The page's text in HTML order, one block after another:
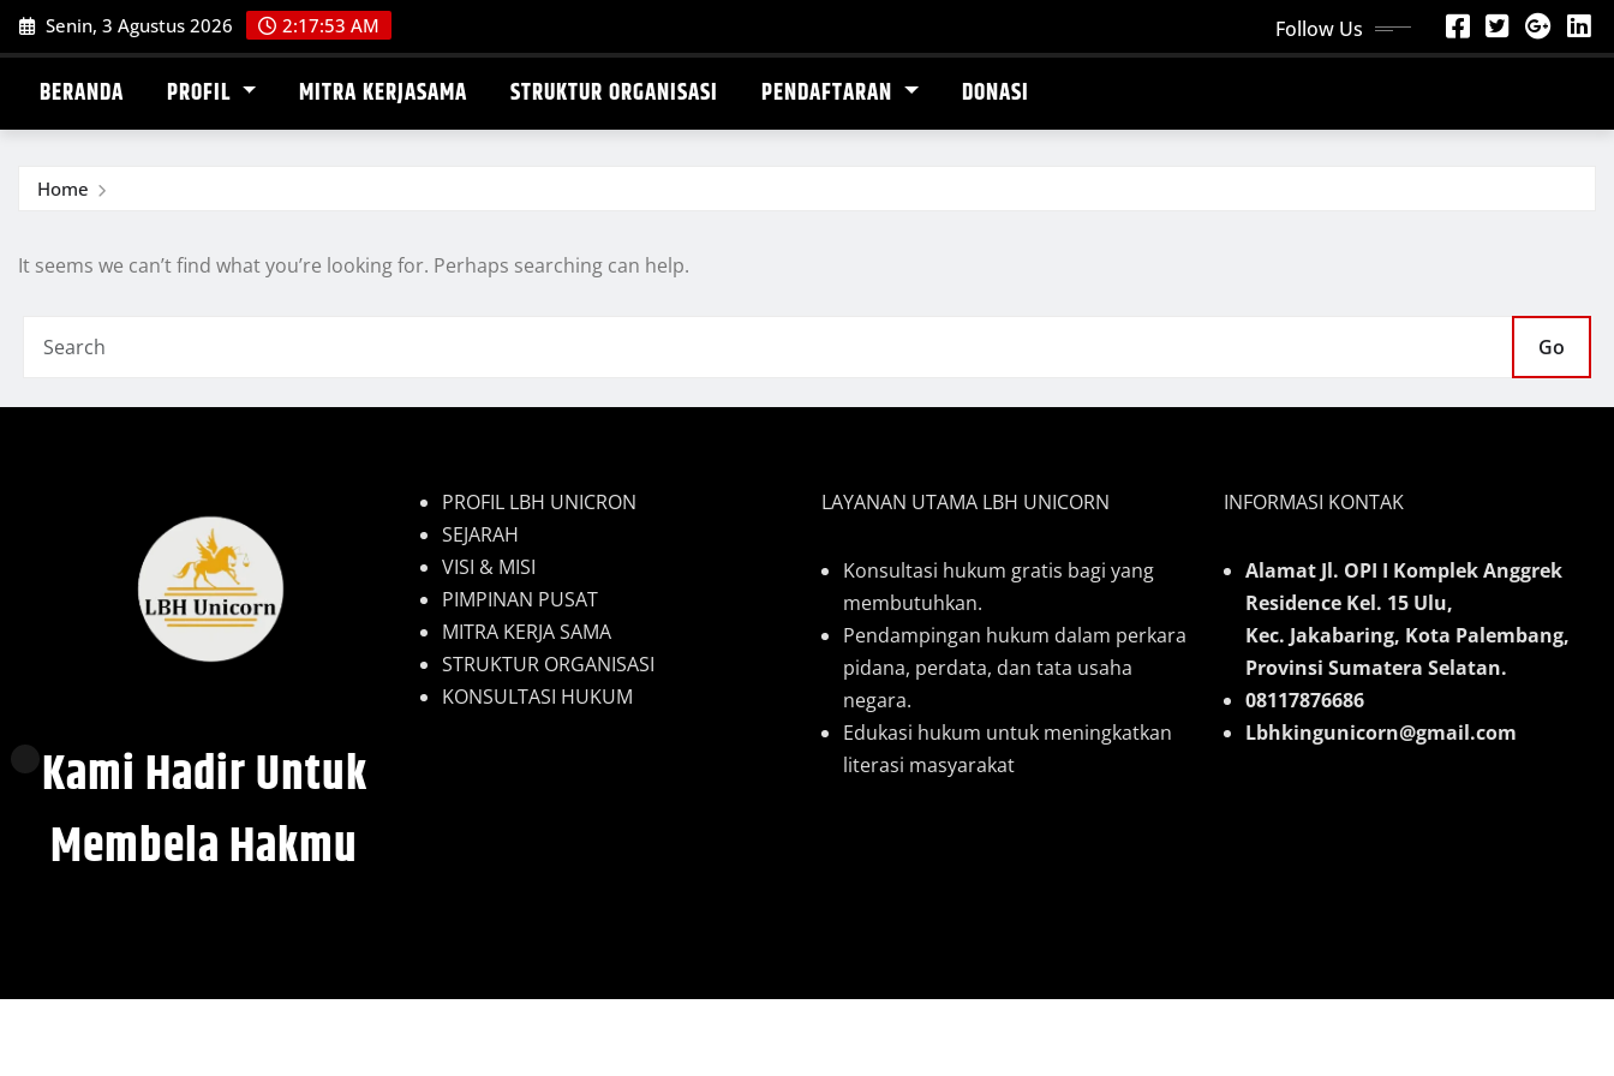
Skip
to
content
Senin, 3 Agustus 2026 2:17:53 AM Follow Us
BERANDA PROFIL MITRA KERJASAMA STRUKTUR ORGANISASI PENDAFTARAN DONASI
Home
It seems we can’t find what you’re looking for. Perhaps searching can help.
Go
Kami Hadir Untuk
Membela Hakmu
PROFIL LBH UNICRON
SEJARAH
VISI & MISI
PIMPINAN PUSAT
MITRA KERJA SAMA
STRUKTUR ORGANISASI
KONSULTASI HUKUM
LAYANAN UTAMA LBH UNICORN
Konsultasi hukum gratis bagi yang
membutuhkan.
Pendampingan hukum dalam perkara
pidana, perdata, dan tata usaha
negara.
Edukasi hukum untuk meningkatkan
literasi masyarakat
INFORMASI KONTAK
Alamat Jl. OPI I Komplek Anggrek
Residence Kel. 15 Ulu,
Kec. Jakabaring, Kota Palembang,
Provinsi Sumatera Selatan.
08117876686
Lbhkingunicorn@gmail.com